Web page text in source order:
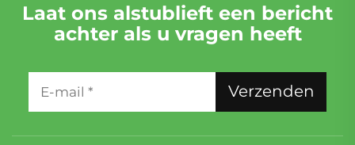
Laat ons alstublieft een bericht
achter als u vragen heeft
Verzenden